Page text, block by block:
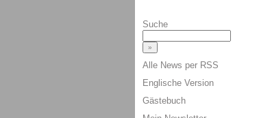
Suche
Alle News per RSS
Englische Version
Gästebuch